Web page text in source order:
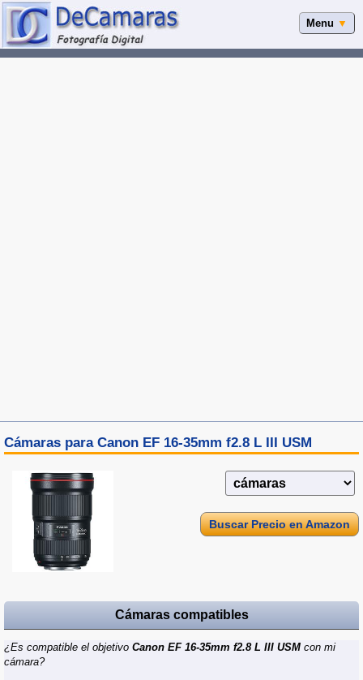
Menu ▼
Cámaras para Canon EF 16-35mm f2.8 L III USM
Buscar Precio en Amazon
Cámaras compatibles
¿Es compatible el objetivo Canon EF 16-35mm f2.8 L III USM con mi
cámara?